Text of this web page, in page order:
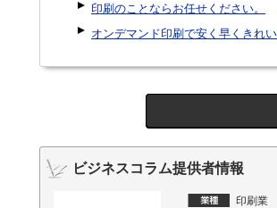
印刷のことならお任せください。
オンデマンド印刷で安く早くきれ
ビジネスコラム提供者情報
印刷業